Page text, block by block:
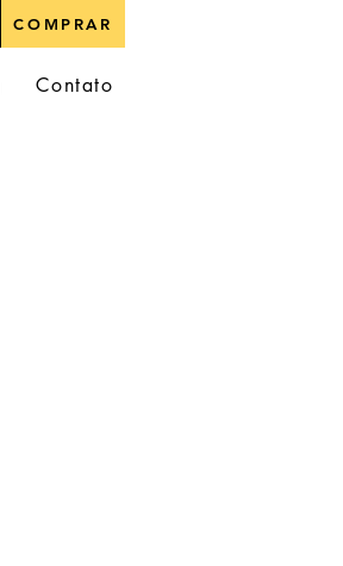
COMPRAR
Contato